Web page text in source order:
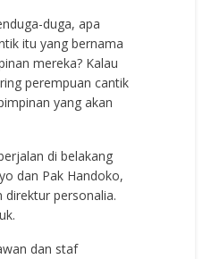
duga, apa
itu yang bernama
mereka? Kalau
perempuan cantik
yang akan
di belakang
dan Pak Handoko,
direktur personalia.
dan staf